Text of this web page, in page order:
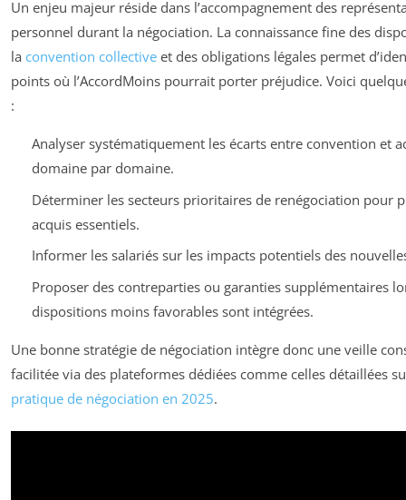
Un enjeu majeur réside dans l’accompagnement des
personnel durant la négociation. La connaissance fine des
la convention collective et des obligations légales permet
points où l’AccordMoins pourrait porter préjudice. Voici
:
Analyser systématiquement les écarts entre convention et
domaine par domaine.
Déterminer les secteurs prioritaires de renégociation pour
acquis essentiels.
Informer les salariés sur les impacts potentiels des
Proposer des contreparties ou garanties supplémentaires
dispositions moins favorables sont intégrées.
Une bonne stratégie de négociation intègre donc une veille
facilitée via des plateformes dédiées comme celles détaillées
pratique de négociation en 2025.